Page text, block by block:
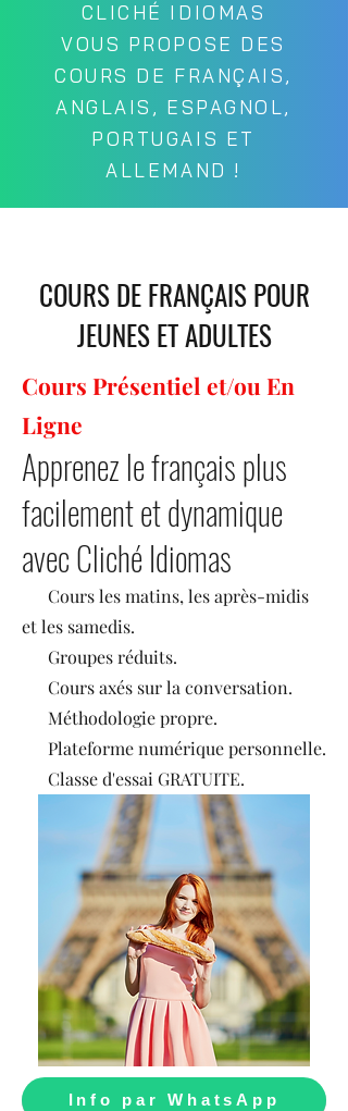
CLICHÉ IDIOMAS
VOUS PROPOSE DES
COURS DE FRANÇAIS,
ANGLAIS, ESPAGNOL,
PORTUGAIS ET
ALLEMAND !
COURS DE FRANÇAIS POUR
JEUNES ET ADULTES
Cours Présentiel et/ou En
Ligne
Apprenez le français plus
facilement et dynamique
avec Cliché Idiomas
Cours les matins, les après-midis
et les samedis.
Groupes réduits.
Cours axés sur la conversation.
Méthodologie propre.
Plateforme numérique personnelle.
Classe d'essai GRATUITE.
Info par WhatsApp